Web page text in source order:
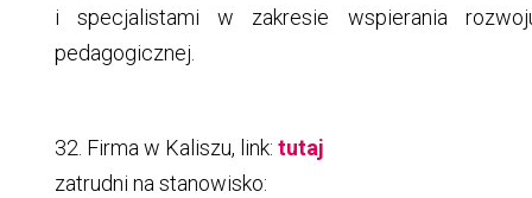
i specjalistami w zakresie wspierania
pedagogicznej.
32. Firma w Kaliszu, link: tutaj
zatrudni na stanowisko: